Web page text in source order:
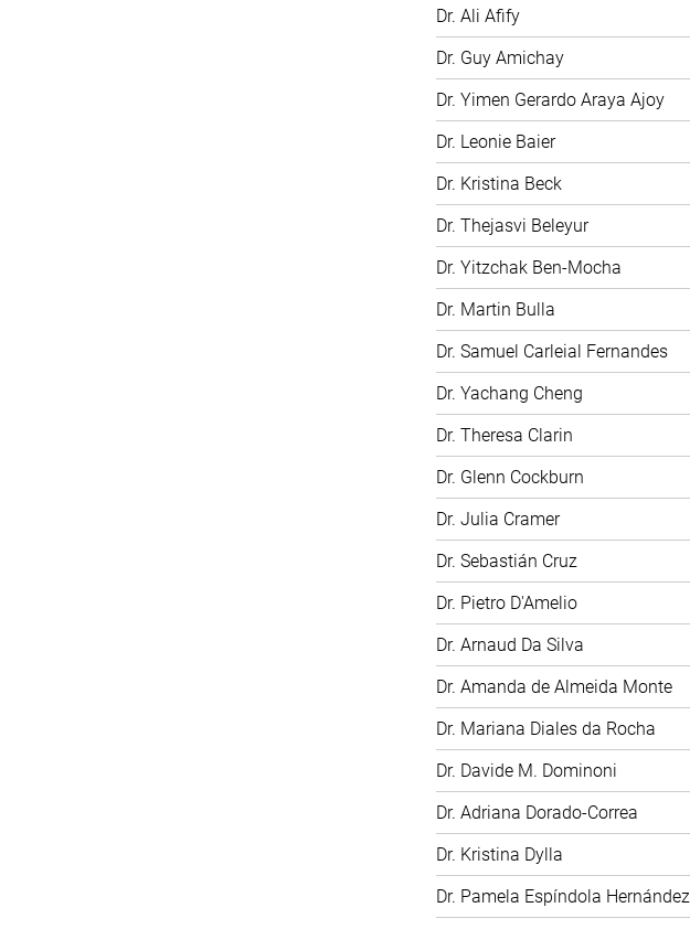
Dr. Ali Afify
Dr. Guy Amichay
Dr. Yimen Gerardo Araya Ajoy
Dr. Leonie Baier
Dr. Kristina Beck
Dr. Thejasvi Beleyur
Dr. Yitzchak Ben-Mocha
Dr. Martin Bulla
Dr. Samuel Carleial Fernandes
Dr. Yachang Cheng
Dr. Theresa Clarin
Dr. Glenn Cockburn
Dr. Julia Cramer
Dr. Sebastián Cruz
Dr. Pietro D'Amelio
Dr. Arnaud Da Silva
Dr. Amanda de Almeida Monte
Dr. Mariana Diales da Rocha
Dr. Davide M. Dominoni
Dr. Adriana Dorado-Correa
Dr. Kristina Dylla
Dr. Pamela Espíndola Hernández